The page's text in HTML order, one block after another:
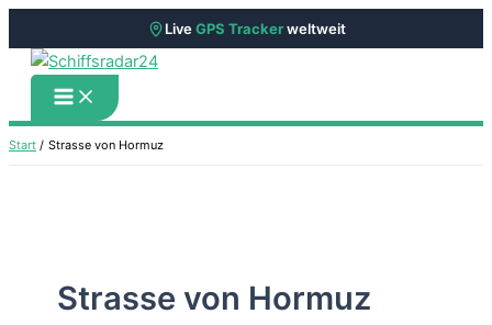
LiveGPS Trackerweltweit
Zum
Start Strasse von Hormuz
Strasse von Hormuz